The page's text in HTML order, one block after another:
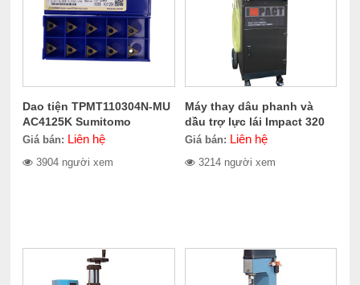
Dao tiện TPMT110304N-MU
AC4125K Sumitomo
Electric
Giá bán: Liên hệ
3904 người xem
Máy thay dâu phanh và
dầu trợ lực lái Impact 320
Giá bán: Liên hệ
3214 người xem